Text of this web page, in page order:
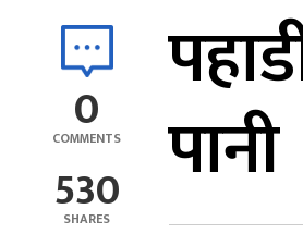
0
COMMENTS
530
SHARES
पानी